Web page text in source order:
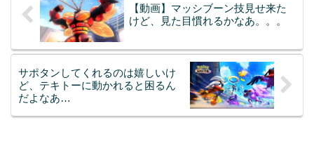
【動画】マッシブーン技見せ来た
けど、見た目慣れるかなあ。。。
サポタンしてくれるのは嬉しいけ
ど、テキトーに動かれると困るん
だよなあ…